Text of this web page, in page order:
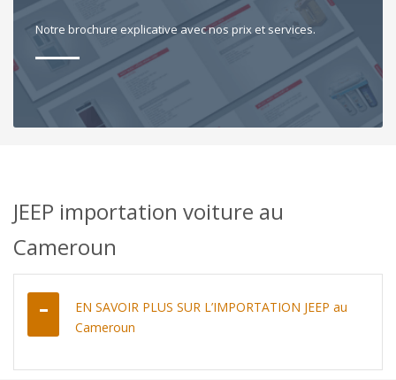
Notre brochure explicative avec nos prix et services.
JEEP importation voiture au
Cameroun
EN SAVOIR PLUS SUR L’IMPORTATION JEEP au
Cameroun